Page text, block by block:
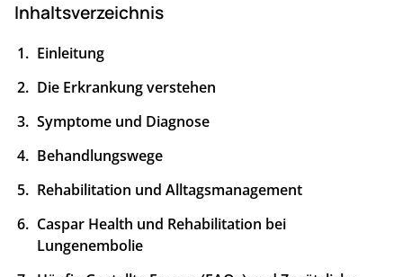
Inhaltsverzeichnis
Einleitung
Die Erkrankung verstehen
Symptome und Diagnose
Behandlungswege
Rehabilitation und Alltagsmanagement
Caspar Health und Rehabilitation bei
Lungenembolie